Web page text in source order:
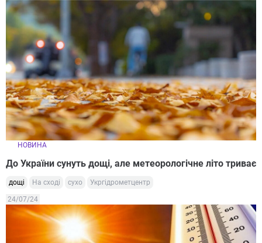
НОВИНА
До України сунуть дощі, але метеорологічне літо триває
дощі На сході сухо Укргідрометцентр
24/07/24